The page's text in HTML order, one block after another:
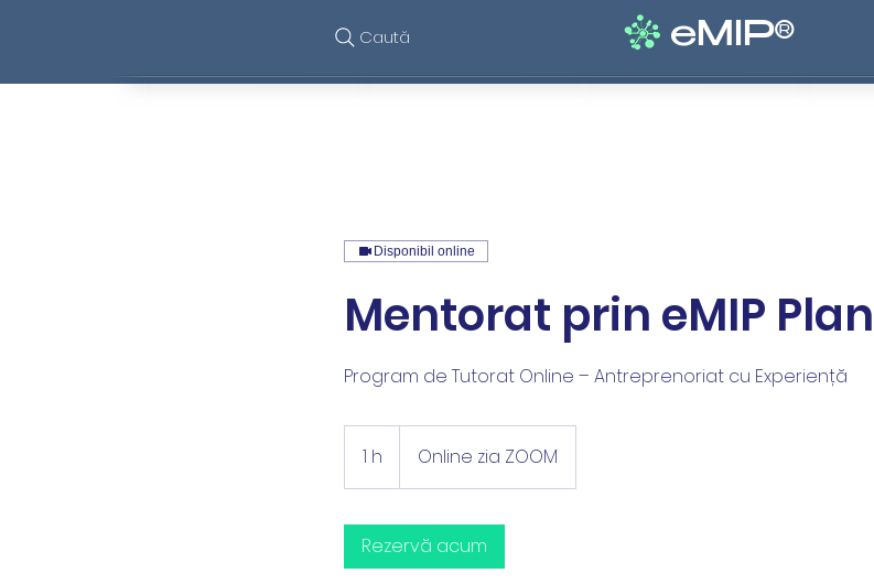
Caută eMIP®
Disponibil online
Mentorat prin eMIP
Program de Tutorat Online – Antreprenoriat cu Experiență
1 h Online zia ZOOM
Rezervă acum